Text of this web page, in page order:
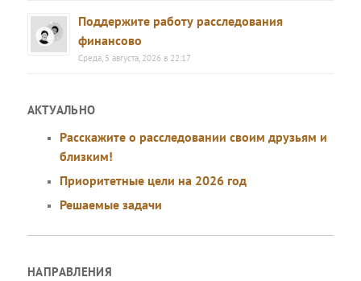
Поддержите работу расследования
финансово
Среда, 5 августа, 2026 в 22:17
АКТУАЛЬНО
Расскажите о расследовании своим друзьям и
близким!
Приоритетные цели на 2026 год
Решаемые задачи
НАПРАВЛЕНИЯ